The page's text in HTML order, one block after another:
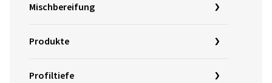
Mischbereifung
Produkte
Profiltiefe